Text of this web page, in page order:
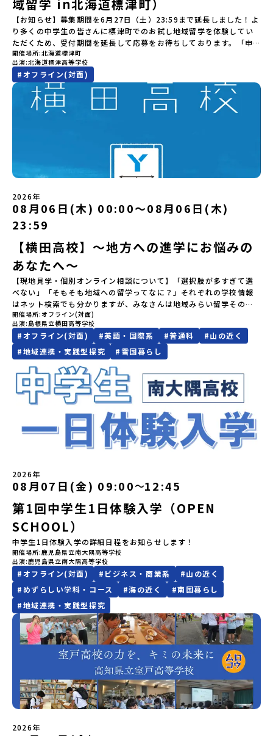
度)で宿泊いただく予定です。・食事アレルギー対応について個別の
詳細なアレルギー対応希望にはお応えしかねる場合がございます。
対応が必要な場合は必ず事前にご相談ください。・参加取消や急遽
参加できなくなった場合について参加決定後の参加お取り消しはご
遠慮下さい。やむを得ないお取り消しの場合はお早めに事務局まで
ご連絡ください。・キャンセルポリシーやむを得ない参加お取り消
しの場合、以下のルールに沿って対応させていただきます。ご了承
ください。プログラム開催日の前日＜7月17日＞から、【キャンセル
のご連絡日：お支払いいただく旅行代金】・21日目にあたる日以
前：無料・20日目-8日目：20％・7日目-2日目：30％・プログラム
天候などの状況等によって開催を見合わせる可能性があります。そ
の場合は原則、開催日1週間前までにご連絡いたします。又、最少催
行人数に達しなかった場合は、開催日3週間前までに催行中止の旨を
メールにてご連絡いたします。・よくあるご質問その他、よくある
ご質問についてはこちらをご確認ください。運営団体について＜プ
ログラム主催：一般財団法人地域・教育魅力化プラットフォーム＞
「意志ある若者にあふれる持続可能な地域・社会をつくる」という
ビジョンを掲げ、2017年3月に島根県に設立した教育事業団体で
越えて生徒一人ひとりの夢や価値観に合った地域・学校で1〜3年間
過ごすことができるシステム「地域みらい留学」をはじめとした、
教育事業や地域活性モデルをつくり続けています。名 称：一般財
団法人地域・教育魅力化プラットフォーム設 立：2017年3月代表
者：岩本 悠所在地：〒690-0842 島根県松江市東本町二丁目25-6
みらいBASE2階 その他所在地公式HP：http://c-platform.or.jp/
お問い合わせ先担当：小川・小原E-mail：info@miratabi.jp「お
ためし地域留学体験」のプログラム開催情報を公式LINEにて配信
中！ぜひご登録ください♪地域みらい留学公式LINE
からお気軽にご視聴ください。🎬 [アーカイブ動画を視聴す
る]YouTube：https://youtu.be/Yt8nd04aNgA?
si=e5erbspvwz5O8_uF 【STEP 2】大樹町プログラム説明会〜
「大樹町」の内容を具体的に深掘りしたい方へ〜全体説明を聞いた
うえで、「大樹町では具体的に何をするの？」「どんな町なの？」
という疑問にお答えする説明会です。大樹町ならではの豊かな文化
や、2泊3日のプログラムの中身をたっぷりとお伝えします。日
時： 5月13日(水) 19：00〜19：40内 容： 大樹町ってどんなとこ
ろ？プログラム詳細解説、質疑応答お申し込み：https://c-
mirai.jp/events/002112お気軽にどうぞ！「はじめての一人旅だ
す。チャットでの質問も可能ですので、ぜひご自宅からリラックス
してご参加ください。▼お申し込み前に必ずご確認ください・参加
規約への同意プログラムへの参加申し込みいただく前に、「お申し
い。・抽選による参加者決定についてお申込みいただいた方の中か
ら抽選の上、締め切り日から1週間を目途に、お申し込み時に記入い
ただいたメールアドレス宛に「当選／落選メール」をお送りいたし
ます。当選者は、メールに記載された「当選確認フォーム」に３日
以内に回答いただき、確認フォームの提出をもって参加確定とさせ
ていただきます。当選確認フォームの期日までにご回答いただけな
い場合は、当選を取り消しとさせていただきます。当選取り消しが
あった場合は、繰り上げ当選者へご連絡させていただきます。登録
メールアドレスの変更をご希望の場合は下記の地域みらい留学公式
LINEよりご連絡をお願いします。※受信制限設定をしていると、通
知メールをお受け取りいただけません。その場合は、
「@miratabi.jp」からのメールを受信できるよう設定をお願いいた
します。※結果に関する個別のお問合せにはお答えしておりません
ので、ご了承ください。・お申し込みについてお申込はお一人様1回
限りです。PC・スマートフォンからお申込ください。申込後の内容
変更はできません。お申込時は、メールアドレスの入力間違いにご
注意ください。・宿泊について１室に複数(同性2～4名程度)で宿泊
いただく予定です。・食事アレルギー対応について個別の詳細なア
レルギー対応希望にはお応えしかねる場合がございます。対応が必
要な場合は必ず事前にご相談ください。・参加取消や急遽参加でき
なくなった場合について参加決定後の参加お取り消しはご遠慮下さ
い。やむを得ないお取り消しの場合はお早めに事務局までご連絡く
ださい。・キャンセルポリシーやむを得ない参加お取り消しの場
い。プログラム開催日の前日＜7月27日＞から、【キャンセルのご連
絡日：お支払いいただく旅行代金】・21日目にあたる日以前：無
料・20日目-8日目：20％・7日目-2日目：30％・プログラム開始日
の前日：40％・プログラム開始日当日：50％・ご連絡無しでの不参
加またはプログラム開始後の解除：100％・催行中止について天候な
どの状況等によって開催を見合わせる可能性があります。その場合
は原則、開催日1週間前までにご連絡いたします。又、最少催行人数
に達しなかった場合は、開催日3週間前までに催行中止の旨をメール
にてご連絡いたします。・よくあるご質問その他、よくあるご質問
についてはこちらをご確認ください。運営団体について＜プログラ
ム主催：一般財団法人地域・教育魅力化プラットフォーム＞「意志
ある若者にあふれる持続可能な地域・社会をつくる」というビジョ
ンを掲げ、2017年3月に島根県に設立した教育事業団体です。日本
全国約200の高校と連携しながら、中学卒業後に地域の枠を越えて生
徒一人ひとりの夢や価値観に合った地域・学校で1〜3年間過ごすこ
とができるシステム「地域みらい留学」をはじめとした、教育事業
や地域活性モデルをつくり続けています。名 称：一般財団法人地
域・教育魅力化プラットフォーム設 立：2017年3月代表者：岩本
悠所在地：〒690-0842 島根県松江市東本町二丁目25-6 みらい
BASE2階 その他所在地公式HP：http://c-platform.or.jp/お問い
合わせ先担当：小川・小原E-mail：info@miratabi.jp「おためし
ご登録ください♪地域みらい留学公式LINE
数の場合は、締め切り後1週間を目途に当落結果をご連絡いたしま
す。【申し込み受付期間】6月1日(月)12：00 から 6月15日(月)
12：00まで疑問も不安もワクワクに変える！「おためし地域留学」
ステップアップ説明会プログラムの内容を詳しく知りたい方や、お
申し込みを迷われている方向けにZoomでのオンライン配信を行い
ます。知りたい情報のレベルに合わせて、以下の2つのステップをご
活用ください。【STEP 1】全体オンライン説明会（アーカイブ動画
を公開中！）〜まずは「おためし地域留学」を知りたい方へ〜日本
全国20以上の地域から選んで参加できる「おためし地域留学」の全
体像や魅力について、説明会を開催しました。中学生一人での参加
軽にご視聴ください。🎬 [アーカイブ動画を視聴する]YouTube：
https://youtu.be/Yt8nd04aNgA?si=e5erbspvwz5O8_uF
【STEP 2】出水市・出水工業高校プログラム説明会〜「出水市・出
水工業高校」の内容を具体的に深掘りしたい方へ〜全体説明を聞い
たうえで、「出水市では具体的に何をするの？」「どんな町な
の？」という疑問にお答えする説明会です。出水市ならではの豊か
な文化や、2泊3日のプログラムの中身をたっぷりとお伝えします。
日 時： 6月9日日(水)19:00-19:45内 容： 出水市ってどんなとこ
ろ？プログラム詳細解説、質疑応答お申し込み：https://c-
mirai.jp/events/091247お気軽にどうぞ！「はじめての一人旅だ
けど大丈夫？」「どんな体験ができるの？」そんな保護者様の不安
や、中学生のみなさんの素朴な疑問にスタッフが直接お答えしま
す。チャットでの質問も可能ですので、ぜひご自宅からリラックス
してご参加ください。▼お申し込み前に必ずご確認ください・参加
規約への同意プログラムへの参加申し込みいただく前に、「お申し
込みに関する各規約」への同意が必須となります。ご確認くださ
い。・抽選による参加者決定についてお申込みいただいた方の中か
ら抽選の上、締め切り日から1週間を目途に、お申し込み時に記入い
ただいたメールアドレス宛に「当選／落選メール」をお送りいたし
ます。当選者は、メールに記載された「当選確認フォーム」に3日以
内に回答いただき、確認フォームの提出をもって参加確定とさせて
いただきます。当選確認フォームの期日までにご回答いただけない
場合は、当選を取り消しとさせていただきます。当選取り消しがあ
った場合は、繰り上げ当選者へご連絡させていただきます。登録メ
ールアドレスの変更をご希望の場合は下記の地域みらい留学公式
LINEよりご連絡をお願いします。※受信制限設定をしていると、通
知メールをお受け取りいただけません。その場合は、
します。※結果に関する個別のお問合せにはお答えしておりません
ので、ご了承ください。・お申し込みについてお申込はお一人様1回
限りです。PC・スマートフォンからお申込ください。申込後の内容
変更はできません。お申込時は、メールアドレスの入力間違いにご
注意ください。・宿泊について１室に複数(同性2～4名程度)で宿泊
いただく予定です。・食事アレルギー対応について個別の詳細なア
レルギー対応希望にはお応えしかねる場合がございます。対応が必
要な場合は必ず事前にご相談ください。・参加取消や急遽参加でき
なくなった場合について参加決定後の参加お取り消しはご遠慮下さ
い。やむを得ないお取り消しの場合はお早めに事務局までご連絡く
ださい。・キャンセルポリシーやむを得ない参加お取り消しの場
合、以下のルールに沿って対応させていただきます。ご了承くださ
い。プログラム開催日の前日＜8月2日＞から、【キャンセルのご連
絡日：お支払いいただく旅行代金】・21日目にあたる日以前：無
料・20日目-8日目：20％・7日目-2日目：30％・プログラム開始日
の前日：40％・プログラム開始日当日：50％・ご連絡無しでの不参
加またはプログラム開始後の解除：100％・催行中止について天候な
どの状況等によって開催を見合わせる可能性があります。その場合
は原則、開催日1週間前までにご連絡いたします。又、最少催行人数
に達しなかった場合は、開催日3週間前までに催行中止の旨をメール
にてご連絡いたします。・よくあるご質問その他、よくあるご質問
ム主催：一般財団法人地域・教育魅力化プラットフォーム＞「意志
電気に変える「地球・自然にやさしい最先端のエネルギー」を生み
出す挑戦をしてきた町です。今回のプログラムでは、この松川地熱
発電所から吹き出す地熱蒸気を使った「アート体験」をすることが
できます。世界でここだけ！地球のチカラを使った幻想的なグラデ
ーションのアートづくりをぜひ体験してみてください！さらに八幡
平市は自然（山）の恵みを生かした料理がとても美味しい地域で
す。みなさんの地元の味とは違う「岩手の郷土料理」を味わって楽
しんでください🎵今回はこの大自然や文化が魅力的な八幡平市で、
日本全国から集まる中学生や「平舘（たいらだて）高校」の高校生
と一緒にさまざまなアクティビティを体験していただきます。他に
体になり「開拓者精神」を育む！「平舘（たいらだて）高校」と
は？今回のプログラムを一緒に過ごしてくれる高校生は「平舘（た
いらだて）高校」の生徒たち。この高校の特徴は「地域と一体にな
った探究教育」と「自分で考えて動くチカラを大切にしている」こ
自身が「探究プロジェクト」を企画し取り組むユニークな高校で
す。机の上で勉強するだけではない、実践的な探究やフィールドワ
ークを楽しむことができます。今回は、そんなエネルギッシュに活
を楽しみ、高校での活動のイメージをもつことができる絶好の機
会！この地域でしか味わえない豊かな体験をぜひ楽しんでください
🎵体験のおすすめポイント体験プログラム内容（予定）＜1日目＞
（PM）「オリエンテーション」「地熱染色・発電所見学」 -八幡
平市の自然を知る -地球のチカラを使ったアートづくり「ペンショ
ンで夕食」「1日目の振り返り」「星空観察」※希望者＜2日目＞
（AM）「平舘（たいらだて）高校見学」 -高校生活をイメージし
よう「郷土料理・BBQ」 -高校生・地元の方と交流を深める
（PM）「“八幡平市”体感ワークショップ」 -あけびづるで表札づく
り -学校周辺散策「ペンションで夕食」「2日目の振り返り」 -みん
なで振り返り対話＜3日目＞（AM）「大更駅複合施設の見学」「振
り返りワークショップ」 -個人での振り返り -グループでの振り
返り「お土産・昼食」（PM） 解散 ※天候の状況や参加人数によっ
てプログラムを変更する場合がございます。参加概要【開催場所】
岩手県八幡平市【実施日程】8月3日（月）〜8月5日（水）※参加が
確定した方には7月9日(木) 18:30～20：00に 「参加者向け事前オ
ンラインセッション」をご案内する予定です。【集合場所・時間】
盛岡駅 8月3日(月)12:00 集合【解散場所・時間】盛岡駅 8月5日(水)
代金】無料※旅行代金に含まれる費用のうち、以下の内容が無料と
なります：・宿泊費（2泊分）・プログラム内のアクティビティ・体
験費用・一部の食事代*以下の費用は参加者のご負担となります・集
合場所までの往復交通費・お土産代や自由時間の個人飲食費などの
個人的費用【募集人数】最大10名（お申し込み多数の場合は抽選の
上決定）【参加者決定】お申し込み多数の場合は、締め切り後1週間
を目途に当落結果をご連絡いたします。【申し込み締切】6月8日
(月)12：00 から 6月22日(月) 12：00まで疑問も不安もワクワクに
変える！「おためし地域留学」ステップアップ説明会プログラムの
内容を詳しく知りたい方や、お申し込みを迷われている方向けに
Zoomでのオンライン配信を行います。知りたい情報のレベルに合
わせて、以下の2つのステップをご活用ください。【STEP 1】全体
オンライン説明会（アーカイブ動画を公開中！）〜まずは「おため
し地域留学」を知りたい方へ〜日本全国20以上の地域から選んで参
加できる「おためし地域留学」の全体像や魅力について、説明会を
開催しました。中学生一人での参加にあたり、保護者様が特に気に
なる「安全面」や「事務局のサポート体制」についても詳しく解説
しています。ぜひ、ご自宅からお気軽にご視聴ください。🎬 [アーカ
イブ動画を視聴する]YouTube：
https://youtu.be/Yt8nd04aNgA?si=e5erbspvwz5O8_uF
【STEP 2】プログラム説明会〜「八幡平市」の内容をもっと知りし
たい方へ〜全体説明を聞いたうえで、「プログラムで何をする
域留学 in北海道標津町）
【お知らせ】募集期間を6月27日（土）23:59まで延長しました！よ
り多くの中学生の皆さんに標津町でのお試し地域留学を体験してい
ただくため、受付期間を延長して応募をお待ちしております。「申
し込みのタイミングを逃してしまった」という方も、この機会にぜ
ひ一歩踏み出してみませんか？※都合により締め切りを早める場合
がございます。お早目にご応募ください！-------奨学金のお知らせ-
------＼返還不要・3年間最大72万／💡北海道の高校留学に【毎月2
万円】の給付型奨学金～夢に向かって一歩踏み出す、あなたの未来
を応援！～ 詳細・条件はこちらから-----------------------------
まちの暮らしを一緒に体験してみませんか？「地元以外の地域の暮
らしが気になる。いつか留学してみたい！」「大自然と生き物が好
き！興味がある！」「自分の進学や将来の可能性をもっとひらきた
い！」そんな中学生のみなさんにおすすめ！「おためし地域留学体
験」は、日本全国約200の高校と連携し、地域の枠を超えて学校生活
を送る「地域みらい留学」をプチ体験できるプログラムです。はじ
めてのひとり旅でも安心！現地でもスタッフがしっかりとサポート
いたします。今回のフィールドは「北海道 標津町（しべつちょ
う）」北海道の東に位置する標津町（しべつちょう）は人口 約
4,600人の町。東の水平線の奥に見えるのは北方領土の国後島（くな
しりとう）、西には世界遺産に認定されている秘境・知床半島（し
れとこはんとう）、鶴や白鳥など珍しい野鳥の宝庫である野付半島
（のつけはんとう）をながめることができ、ミルクの里の牧草地が
広がる牛の酪農（らくのう）もさかんで、海と緑と川の自然と生き
物が豊かな町です！標津町はさらに「鮭（さけ）の聖地」としても
有名。江戸時代には将軍家にも贈られたほどで、今では「日本遺
産」に登録されています。一万年前から続く伝統的な「鮭」の産業
とともに人々の豊かな暮らしがあります。一万年前の縄文時代か
ら、人々の間で大切に守り受け継がれ、厳しい大自然と向き合い、
山・海・川がもたらす恵みに深く感謝しながら生きていく姿勢は今
も息づく「命の循環」です。日本遺産にも認定されている「サケ」
の伝統産業や、雄大な知床の裾野で命を育む酪農の歴史など、自然
の営みの一部として共生してきた風土が存在します。標津高校で
は、地域と連携して「食」を考える「フードデザイン」の授業がお
すすめの一つです。生徒たちが地元の素材を活かしたメニュー開発
を行い、町内の学校給食に「標高給食DAY」としてオリジナル給食
を提供しています。地域のイベントにも出展して広く地元の方へ届
行う高校生たちと一緒に夕食づくりを体験。地域の食文化と向き合
っている先輩から直接話を聞くことができます🎵先輩たちとの交流
は、きっと「未来へのヒント」が見つかるきっかけになります。そ
んな他にはないスペシャルな魅力がギュッと詰まった北海道標津町
でアクティビティをしたり、五感で感じるフィールドワークをしな
がら「雄大な自然と生き物」「伝統的な産業と人々の暮らし」の魅
力に触れ一緒に探求しませんか？体験のおすすめポイント体験プロ
グラム内容（予定）＜１日目＞（PM）「オリエンテーション・自己
紹介ワーク」「サーモン科学館見学」 -「鮭の聖地・しべつ」の歴
史や成り立ちを知る「夕食」 -高校生も一緒にみんなで夕食「1日
目の振り返り会」＜2日目＞（AM）「 ポー川史跡公園散策または渓
流釣り体験」 -1万年前の縄文文化に触れる -渓流釣りで自然を満
喫（PM）「地引網体験」 -地元の方との交流「自由時間：海の公
園で高校生とあそぶ！かたる！」 -高校生との交流「みんなで
BBQ・花火大会」 -さらにまちの人たちと交流＜3日目＞（AM）
「3日間の振り返りワーク」 -みんなで振り返り対話（PM） 13：
00 解散 (中標津空港 13：30頃到着)※14：50 中標津空港発 (羽田
空港16：45着)便を利用する想定※天候の状況や参加人数によってプ
ログラムを変更する場合がございます。参加概要【開催場所】北海
道標津町【実施日程】8月4日（火）〜 8月6日（木）※参加が確定し
た方には7月10日(金) 18：30～20：00に「参加者向け事前オンラ
場所・時間】中標津空港 8月4日(火) 14：30 集合【解散場所・時
開催場所 北海道標津町
出演 北海道標津高等学校
#オフライン(対面)
2026年
08月06日(木) 00:00〜08月06日(木)
23:59
【横田高校】～地方への進学にお悩みの
あなたへ～
【現地見学・個別オンライン相談について】「選択肢が多すぎて選
べない」「そもそも地域への留学ってなに？」それぞれの学校情報
はネット検索でも分かりますが、みなさんは地域みらい留学そのも
のをイメージできていますか？地域みらい留学がスタートする前か
ら県外生を積極的に受け入れてきた横田高校。本校では、これまで
100名以上（毎年10名程度）の「みらい留学生」を受け入れてきま
した。そんな全国トップクラスの受け入れ実績校へ気軽に「今の気
持ち」を話してみませんか？横田高校は、（本校への進学希望でな
くても）みなさんの地域みらい留学をサポートします！～個別相談
の流れ～①「横田高校に相談」←こちらをクリック②質問事項をチ
ェックして送信！③横田高校から返信メール（質問回答）が届く。
④日程を相談のうえ、オンライン相談や現地見学を実施。※本校へ
の進学希望者ではなくても、「県外進学」「寮生活」などの情報提
供も可能です。情報収集の一環としてご活用ください！
開催場所 オフライン(対面)
出演 島根県立横田高等学校
#オフライン(対面) #英語・国際系 #普通科 #山の近く
#地域連携・実践型探究 #雪国暮らし
2026年
08月07日(金) 09:00〜12:45
第1回中学生1日体験入学（OPEN
SCHOOL）
中学生1日体験入学の詳細日程をお知らせします！
開催場所 鹿児島県立南大隅高等学校
出演 鹿児島県立南大隅高等学校
#オフライン(対面) # ビジネス・商業系 #山の近く
#めずらしい学科・コース #海の近く #南国暮らし
#地域連携・実践型探究
2026年